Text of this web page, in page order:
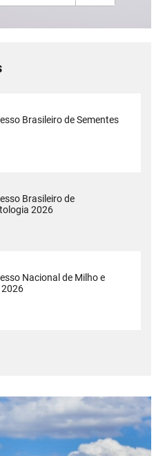
Brasileiro de Sementes
Brasileiro de
2026
Nacional de Milho e